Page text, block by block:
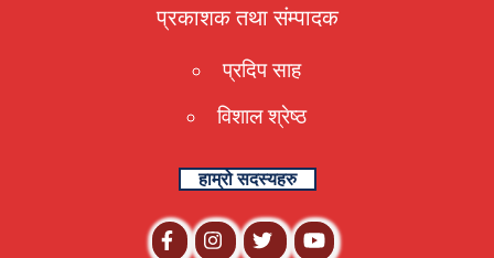
प्रकाशक तथा संम्पादक
प्रदिप साह
विशाल श्रेष्ठ
हाम्रो सदस्यहरु